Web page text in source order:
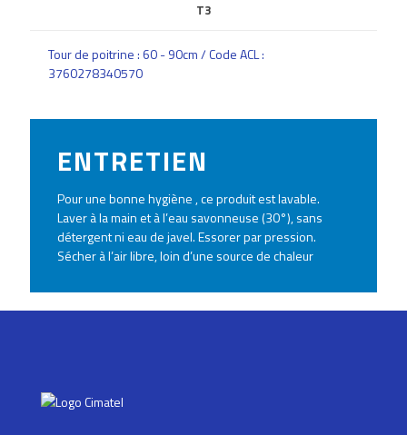
T3
Tour de poitrine : 60 - 90cm / Code ACL :
3760278340570
ENTRETIEN
Pour une bonne hygiène , ce produit est lavable.
Laver à la main et à l’eau savonneuse (30°), sans
détergent ni eau de javel. Essorer par pression.
Sécher à l’air libre, loin d’une source de chaleur